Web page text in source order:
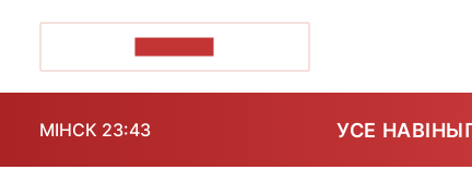
МІНСК 23:43 УСЕ НАВІНЫ